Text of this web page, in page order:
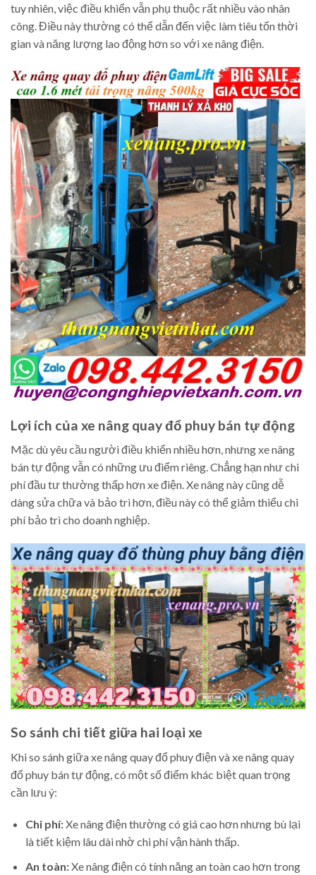
tuy nhiên, việc điều khiển vẫn phụ thuộc rất nhiều vào nhân
công. Điều này thường có thể dẫn đến việc làm tiêu tốn thời
gian và năng lượng lao động hơn so với xe nâng điện.
Lợi ích của xe nâng quay đổ phuy bán tự động
Mặc dù yêu cầu người điều khiển nhiều hơn, nhưng xe nâng
bán tự động vẫn có những ưu điểm riêng. Chẳng hạn như chi
phí đầu tư thường thấp hơn xe điện. Xe nâng này cũng dễ
dàng sửa chữa và bảo trì hơn, điều này có thể giảm thiểu chi
phí bảo trì cho doanh nghiệp.
So sánh chi tiết giữa hai loại xe
Khi so sánh giữa xe nâng quay đổ phuy điện và xe nâng quay
đổ phuy bán tự động, có một số điểm khác biệt quan trọng
cần lưu ý:
Chi phí:Xe nâng điện thường có giá cao hơn nhưng bù lại
là tiết kiệm lâu dài nhờ chi phí vận hành thấp.
An toàn:Xe nâng điện có tính năng an toàn cao hơn trong